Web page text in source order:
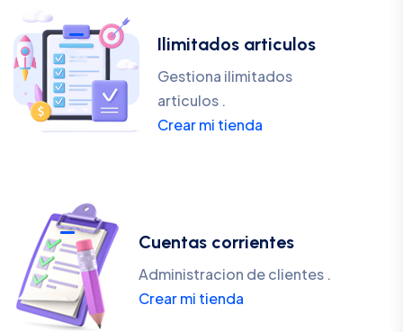
Ilimitados articulos
Gestiona ilimitados
articulos .
Crear mi tienda
Cuentas corrientes
Administracion de clientes .
Crear mi tienda